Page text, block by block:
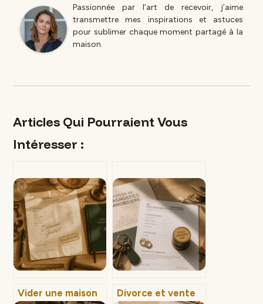
Passionnée par l’art de recevoir, j’aime
transmettre mes inspirations et astuces
pour sublimer chaque moment partagé à la
maison.
Articles Qui Pourraient Vous
Intéresser :
Vider une maison
Divorce et vente